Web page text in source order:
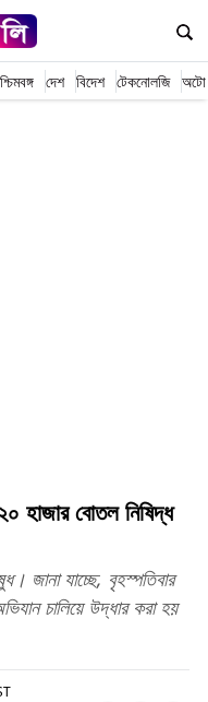
দেশ বিদেশ টেকনোলজি অটো
বোতল নিষিদ্ধ
জানা যাচ্ছে, বৃহস্পতিবার
চালিয়ে উদ্ধার করা হয়